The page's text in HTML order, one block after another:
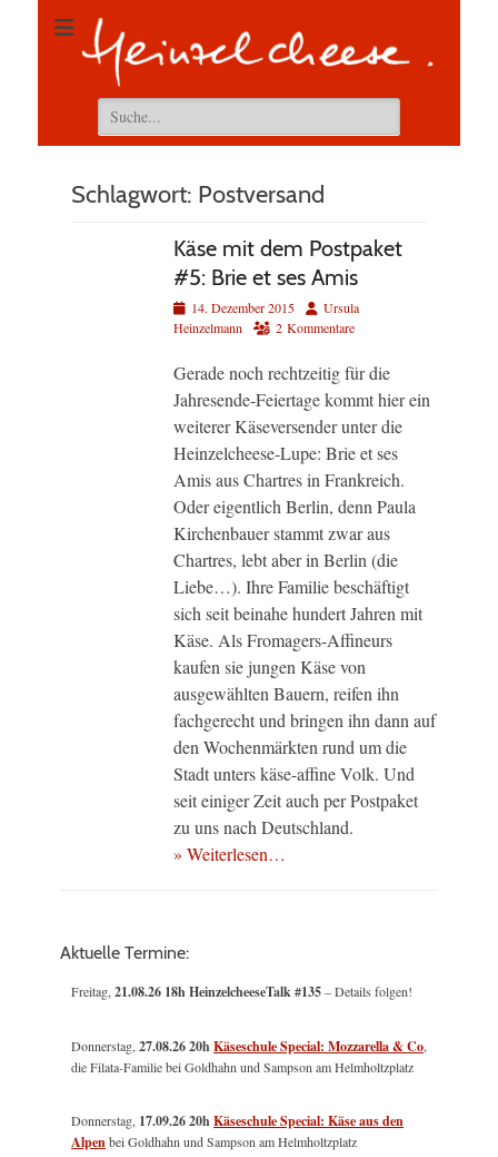
Suchen
nach:
Schlagwort: Postversand
Käse mit dem Postpaket
#5: Brie et ses Amis
Veröffentlicht
am
14. Dezember 2015 AutorUrsula
Heinzelmann
2 Kommentare
Gerade noch rechtzeitig für die
Jahresende-Feiertage kommt hier ein
weiterer Käseversender unter die
Heinzelcheese-Lupe: Brie et ses
Amis aus Chartres in Frankreich.
Oder eigentlich Berlin, denn Paula
Kirchenbauer stammt zwar aus
Chartres, lebt aber in Berlin (die
Liebe…). Ihre Familie beschäftigt
sich seit beinahe hundert Jahren mit
Käse. Als Fromagers-Affineurs
kaufen sie jungen Käse von
ausgewählten Bauern, reifen ihn
fachgerecht und bringen ihn dann auf
den Wochenmärkten rund um die
Stadt unters käse-affine Volk. Und
seit einiger Zeit auch per Postpaket
zu uns nach Deutschland.
» Weiterlesen…
Aktuelle Termine:
Freitag,21.08.26 18h HeinzelcheeseTalk #135– Details folgen!
Donnerstag,27.08.26 20hKäseschule Special: Mozzarella & Co,
die Filata-Familie bei Goldhahn und Sampson am Helmholtzplatz
Donnerstag, 17.09.26 20hKäseschule Special: Käse aus den
Alpenbei Goldhahn und Sampson am Helmholtzplatz